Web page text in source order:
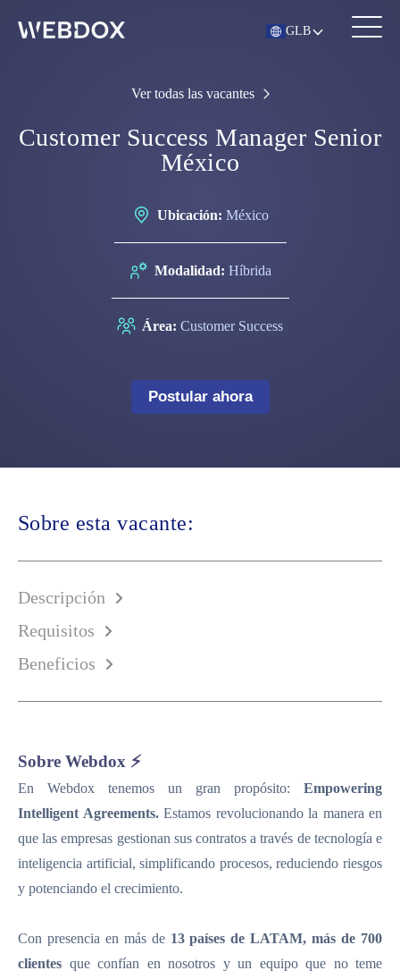
GLB
Ver todas las vacantes
Customer Success Manager Senior
México
Ubicación: México
Modalidad: Híbrida
Área: Customer Success
Postular ahora
Sobre esta vacante:
Descripción
Requisitos
Beneficios
Sobre Webdox ⚡
En Webdox tenemos un gran propósito: Empowering
Intelligent Agreements. Estamos revolucionando la manera en
que las empresas gestionan sus contratos a través de tecnología e
inteligencia artificial, simplificando procesos, reduciendo riesgos
y potenciando el crecimiento.
Con presencia en más de 13 países de LATAM, más de 700
clientes que confían en nosotros y un equipo que no teme